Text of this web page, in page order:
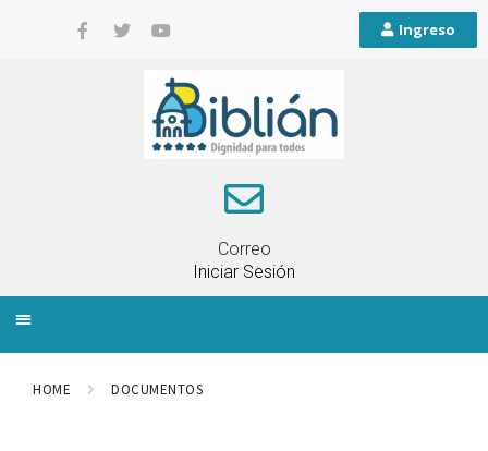
Ingreso
Correo
Iniciar Sesión
HOME DOCUMENTOS